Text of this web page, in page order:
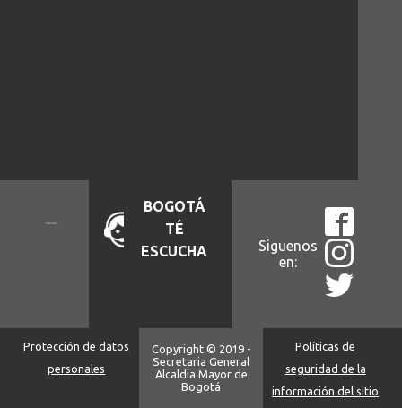
BOGOTÁ
TÉ
ESCUCHA
Siguenos
en:
Protección de datos
personales
Copyright © 2019 -
Secretaria General
Alcaldia Mayor de
Bogotá
Políticas de
seguridad de la
información del sitio